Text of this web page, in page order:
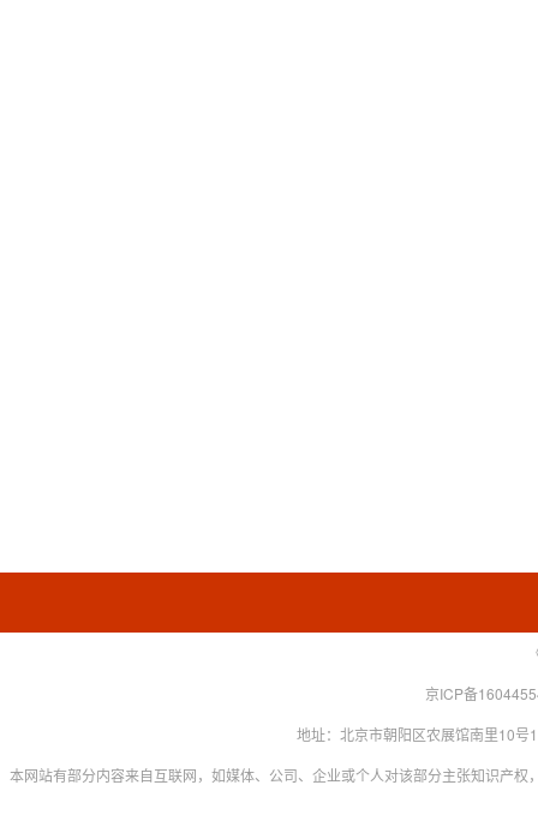
京ICP备
地址：北京市朝阳区农展馆南里10
本网站有部分内容来自互联网，如媒体、公司、企业或个人对该部分主张知识产